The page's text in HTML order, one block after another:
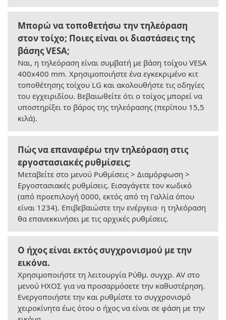
Μπορώ να τοποθετήσω την τηλεόραση
στον τοίχο; Ποιες είναι οι διαστάσεις της
βάσης VESA;
Ναι, η τηλεόραση είναι συμβατή με βάση τοίχου VESA
400x400 mm. Χρησιμοποιήστε ένα εγκεκριμένο κιτ
τοποθέτησης τοίχου LG και ακολουθήστε τις οδηγίες
του εγχειριδίου. Βεβαιωθείτε ότι ο τοίχος μπορεί να
υποστηρίξει το βάρος της τηλεόρασης (περίπου 15,5
κιλά).
Πώς να επαναφέρω την τηλεόραση στις
εργοστασιακές ρυθμίσεις;
Μεταβείτε στο μενού Ρυθμίσεις > Διαμόρφωση >
Εργοστασιακές ρυθμίσεις. Εισαγάγετε τον κωδικό
(από προεπιλογή 0000, εκτός από τη Γαλλία όπου
είναι 1234). Επιβεβαιώστε την ενέργεια· η τηλεόραση
θα επανεκκινήσει με τις αρχικές ρυθμίσεις.
Ο ήχος είναι εκτός συγχρονισμού με την
εικόνα.
Χρησιμοποιήστε τη λειτουργία Ρύθμ. συγχρ. AV στο
μενού ΗΧΟΣ για να προσαρμόσετε την καθυστέρηση.
Ενεργοποιήστε την και ρυθμίστε το συγχρονισμό
χειροκίνητα έως ότου ο ήχος να είναι σε φάση με την